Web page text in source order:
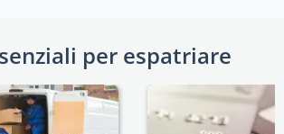
per espatriare